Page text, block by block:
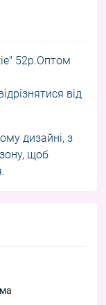
52р.Оптом
від
дизайні, з
щоб